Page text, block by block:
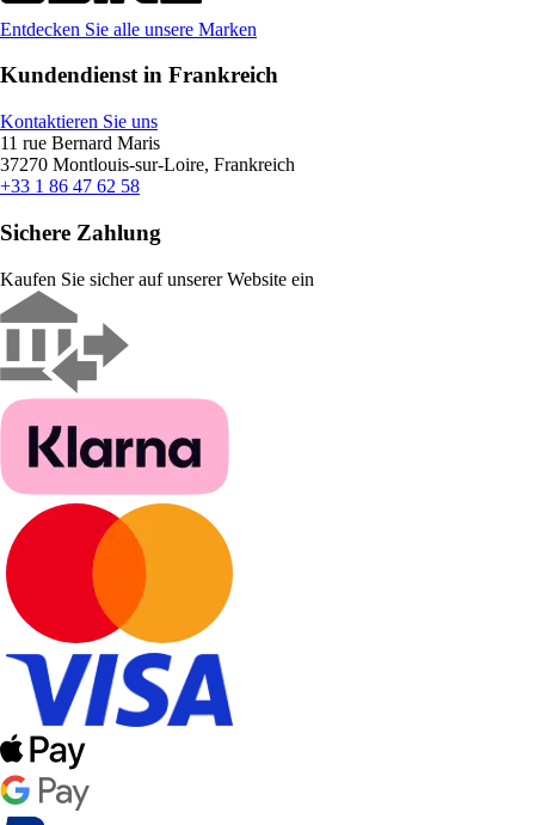
Entdecken Sie alle unsere Marken
Kundendienst in Frankreich
Kontaktieren Sie uns
11 rue Bernard Maris
37270 Montlouis-sur-Loire, Frankreich
+33 1 86 47 62 58
Sichere Zahlung
Kaufen Sie sicher auf unserer Website ein